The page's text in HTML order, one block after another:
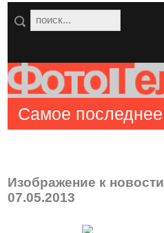
Самое последнее
Изображение к новости
07.05.2013